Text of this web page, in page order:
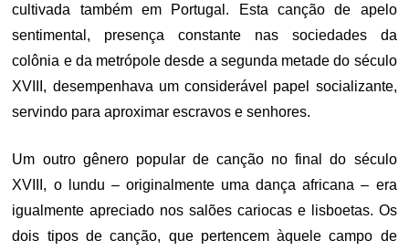
cultivada também em Portugal. Esta canção de apelo
sentimental, presença constante nas sociedades da
colônia e da metrópole desde a segunda metade do século
XVIII, desempenhava um considerável papel socializante,
servindo para aproximar escravos e senhores.
Um outro gênero popular de canção no final do século
XVIII, o lundu – originalmente uma dança africana – era
igualmente apreciado nos salões cariocas e lisboetas. Os
dois tipos de canção, que pertencem àquele campo de